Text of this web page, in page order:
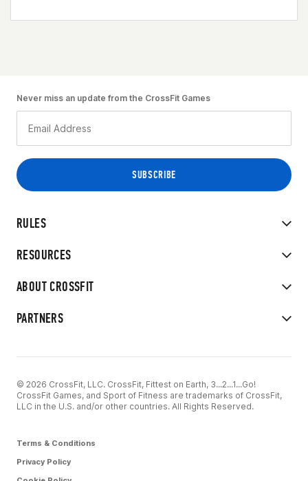
RULES
RESOURCES
ABOUT CROSSFIT
PARTNERS
Never miss an update from the CrossFit Games
© 2026 CrossFit, LLC. CrossFit, Fittest on Earth, 3...2...1...Go!
CrossFit Games, and Sport of Fitness are trademarks of CrossFit,
LLC in the U.S. and/or other countries. All Rights Reserved.
Terms & Conditions
Privacy Policy